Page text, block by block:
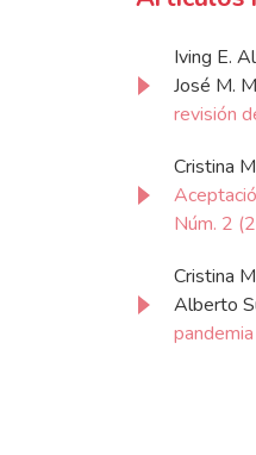
Iving E.
José M.
revisión
Cristina
Núm. 2
Cristina
Alberto